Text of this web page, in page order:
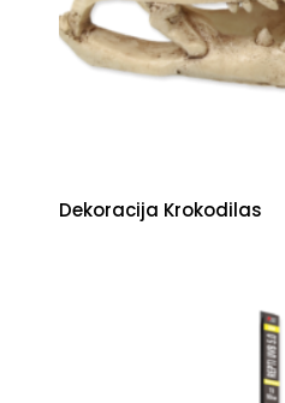
Dekoracija Krokodilas